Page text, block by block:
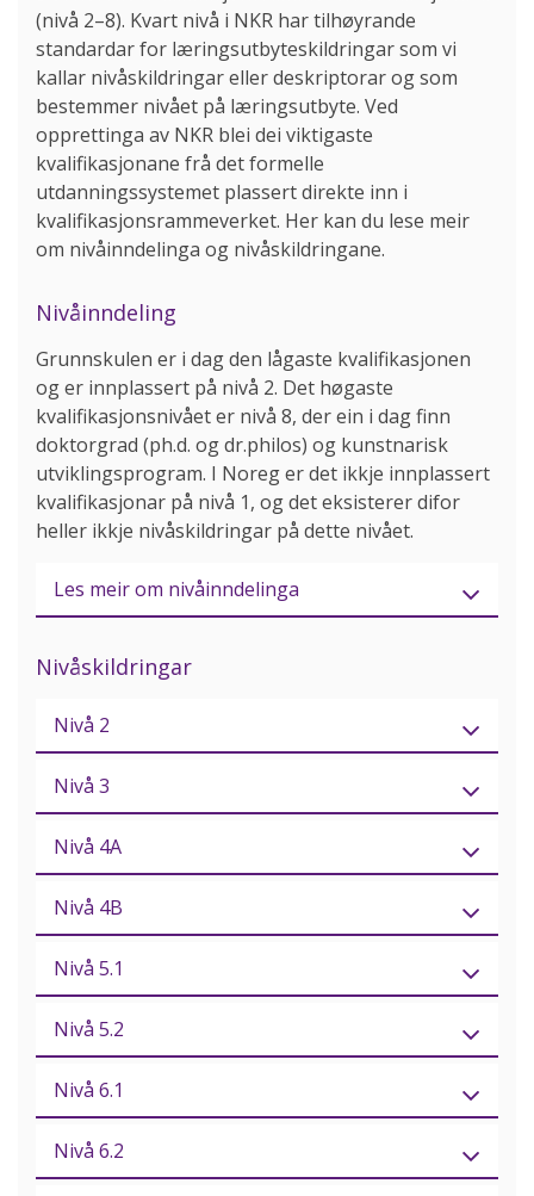
(nivå 2–8). Kvart nivå i NKR har tilhøyrande
standardar for læringsutbyteskildringar som vi
kallar nivåskildringar eller deskriptorar og som
bestemmer nivået på læringsutbyte. Ved
opprettinga av NKR blei dei viktigaste
kvalifikasjonane frå det formelle
utdanningssystemet plassert direkte inn i
kvalifikasjonsrammeverket. Her kan du lese meir
om nivåinndelinga og nivåskildringane.
Nivåinndeling
Grunnskulen er i dag den lågaste kvalifikasjonen
og er innplassert på nivå 2. Det høgaste
kvalifikasjonsnivået er nivå 8, der ein i dag finn
doktorgrad (ph.d. og dr.philos) og kunstnarisk
utviklingsprogram. I Noreg er det ikkje innplassert
kvalifikasjonar på nivå 1, og det eksisterer difor
heller ikkje nivåskildringar på dette nivået.
Les meir om nivåinndelinga
Nivåskildringar
Nivå 2
Nivå 3
Nivå 4A
Nivå 4B
Nivå 5.1
Nivå 5.2
Nivå 6.1
Nivå 6.2